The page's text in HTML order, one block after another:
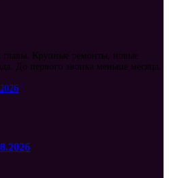
главы. Крупные ремонты, новые
До первого звонка меньше месяца.